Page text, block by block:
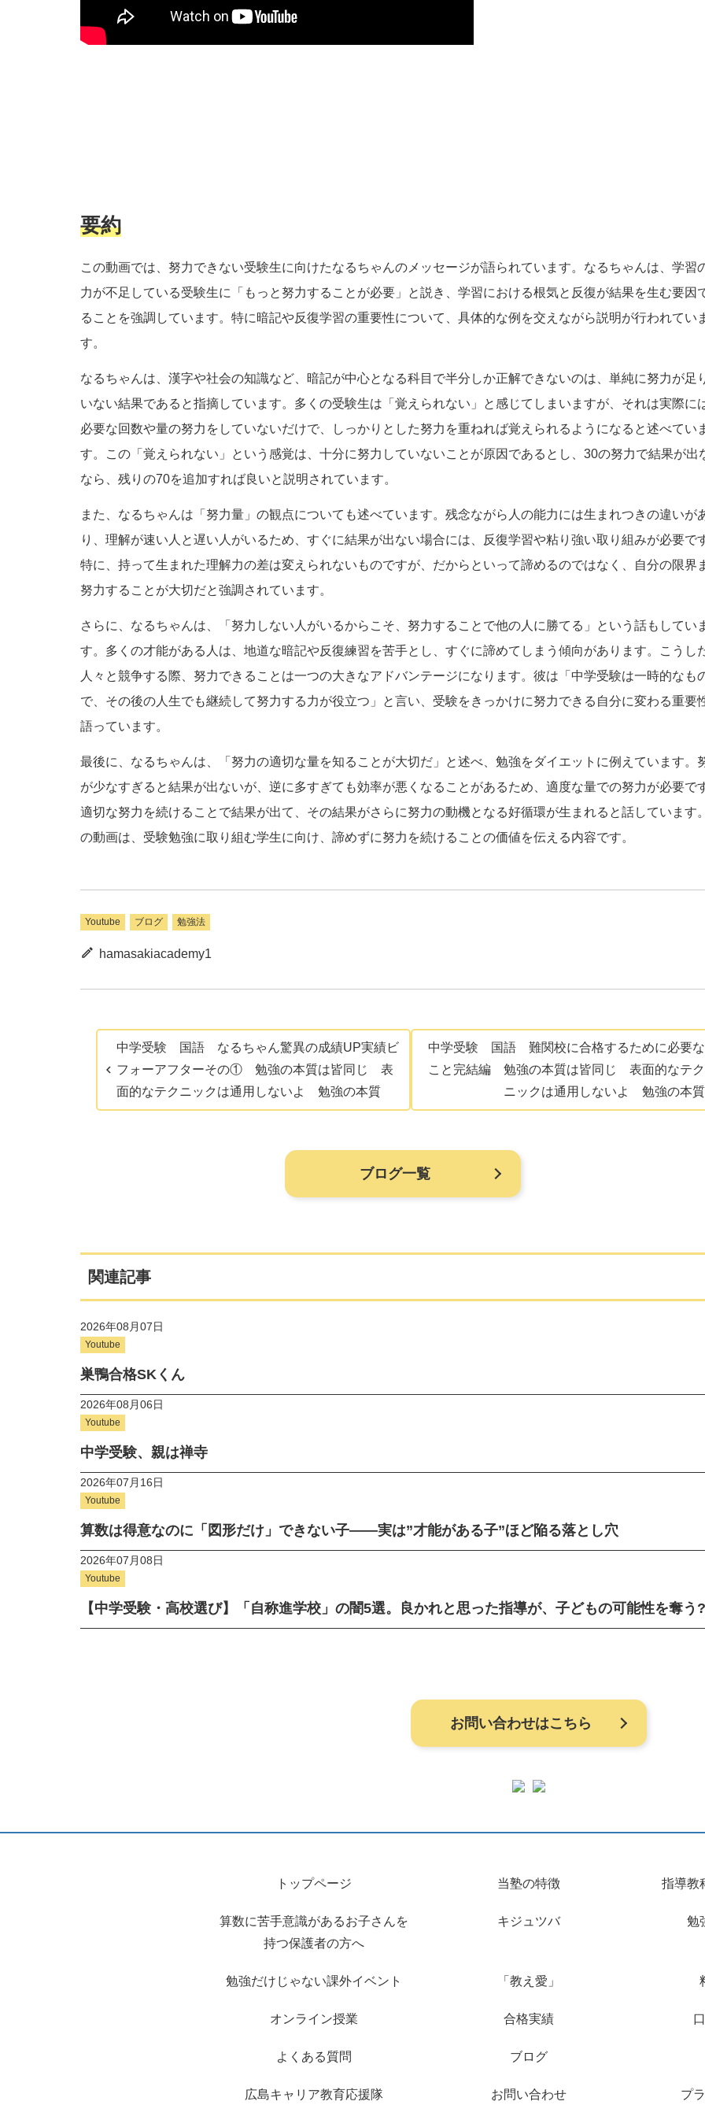
要約
この動画では、努力できない受験生に向けたなるちゃんのメッセージが語られています。なるちゃんは、学習
力が不足している受験生に「もっと努力することが必要」と説き、学習における根気と反復が結果を生む要因
ることを強調しています。特に暗記や反復学習の重要性について、具体的な例を交えながら説明が行われてい
す。
なるちゃんは、漢字や社会の知識など、暗記が中心となる科目で半分しか正解できないのは、単純に努力が足
いない結果であると指摘しています。多くの受験生は「覚えられない」と感じてしまいますが、それは実際に
必要な回数や量の努力をしていないだけで、しっかりとした努力を重ねれば覚えられるようになると述べてい
す。この「覚えられない」という感覚は、十分に努力していないことが原因であるとし、30の努力で結果が出
なら、残りの70を追加すれば良いと説明されています。
また、なるちゃんは「努力量」の観点についても述べています。残念ながら人の能力には生まれつきの違いが
り、理解が速い人と遅い人がいるため、すぐに結果が出ない場合には、反復学習や粘り強い取り組みが必要で
特に、持って生まれた理解力の差は変えられないものですが、だからといって諦めるのではなく、自分の限界
努力することが大切だと強調されています。
さらに、なるちゃんは、「努力しない人がいるからこそ、努力することで他の人に勝てる」という話もしてい
す。多くの才能がある人は、地道な暗記や反復練習を苦手とし、すぐに諦めてしまう傾向があります。こうし
人々と競争する際、努力できることは一つの大きなアドバンテージになります。彼は「中学受験は一時的なも
で、その後の人生でも継続して努力する力が役立つ」と言い、受験をきっかけに努力できる自分に変わる重要
語っています。
最後に、なるちゃんは、「努力の適切な量を知ることが大切だ」と述べ、勉強をダイエットに例えています。
が少なすぎると結果が出ないが、逆に多すぎても効率が悪くなることがあるため、適度な量での努力が必要で
適切な努力を続けることで結果が出て、その結果がさらに努力の動機となる好循環が生まれると話しています
の動画は、受験勉強に取り組む学生に向け、諦めずに努力を続けることの価値を伝える内容です。
Youtube ブログ 勉強法
hamasakiacademy1
中学受験 国語 なるちゃん驚異の成績UP実績ビ
フォーアフターその① 勉強の本質は皆同じ 表
面的なテクニックは通用しないよ 勉強の本質
中学受験 国語 難関校に合格するために必要な
こと完結編 勉強の本質は皆同じ 表面的なテク
ニックは通用しないよ 勉強の本質
ブログ一覧
関連記事
2026年08月07日
Youtube
巣鴨合格SKくん
2026年08月06日
Youtube
中学受験、親は禅寺
2026年07月16日
Youtube
算数は得意なのに「図形だけ」できない子——実は”才能がある子”ほど陥る落とし穴
2026年07月08日
Youtube
【中学受験・高校選び】「自称進学校」の闇5選。良かれと思った指導が、子どもの可能性を奪う?
お問い合わせはこちら
トップページ 当塾の特徴 指導教
算数に苦手意識があるお子さんを
持つ保護者の方へ
キジュツバ 勉
勉強だけじゃない課外イベント 「教え愛」
オンライン授業 合格実績
よくある質問 ブログ
広島キャリア教育応援隊 お問い合わせ プ